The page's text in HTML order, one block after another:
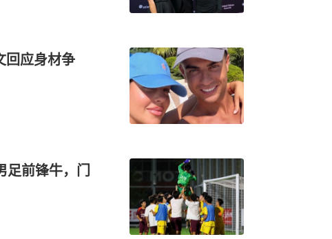
回应身材争
足前锋牛，门